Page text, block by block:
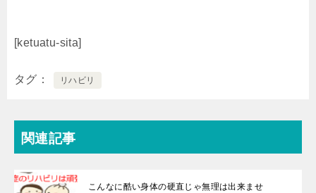
[ketuatu-sita]
タグ リハビリ
関連記事
こんなに酷い身体の硬直じゃ無理は出来ませ